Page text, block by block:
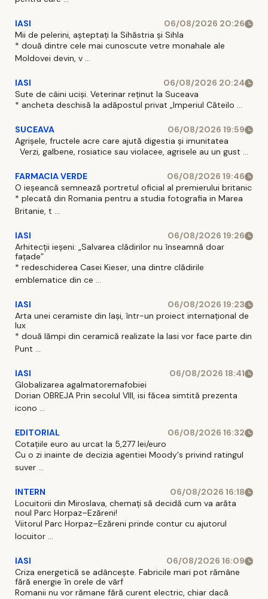
IASI
06/08/2026 20:26
Mii de pelerini, așteptați la Sihăstria și Sihla
* două dintre cele mai cunoscute vetre monahale ale
Moldovei devin, v ...
IASI
06/08/2026 20:24
Sute de câini uciși. Veterinar reținut la Suceava
* ancheta deschisă la adăpostul privat „Imperiul Căteilo ...
SUCEAVA
06/08/2026 19:59
Agrișele, fructele acre care ajută digestia și imunitatea
Verzi, galbene, rosiatice sau violacee, agrisele au un gust ...
FARMACIA VERDE
06/08/2026 19:46
O ieșeancă semnează portretul oficial al premierului britanic
* plecată din Romania pentru a studia fotografia in Marea
Britanie, t ...
IASI
06/08/2026 19:26
Arhitecții ieșeni: „Salvarea clădirilor nu înseamnă doar
fațade”
* redeschiderea Casei Kieser, una dintre clădirile
emblematice din ce ...
IASI
06/08/2026 19:23
Arta unei ceramiste din Iași, într-un proiect internațional de
lux
* două lămpi din ceramică realizate la Iasi vor face parte din
Punt ...
IASI
06/08/2026 18:41
Globalizarea agalmatoremafobiei
Dorian OBREJA Prin secolul VIII, isi făcea simtită prezenta
icono ...
EDITORIAL
06/08/2026 16:32
Cotațiile euro au urcat la 5,277 lei/euro
Cu o zi inainte de decizia agentiei Moody's privind ratingul
suver ...
INTERN
06/08/2026 16:18
Locuitorii din Miroslava, chemați să decidă cum va arăta
noul Parc Horpaz–Ezăreni!
Viitorul Parc Horpaz–Ezăreni prinde contur cu ajutorul
locuitor ...
IASI
06/08/2026 16:09
Criza energetică se adâncește. Fabricile mari pot rămâne
fără energie în orele de vârf
Romanii nu vor rămane fără curent electric, chiar dacă